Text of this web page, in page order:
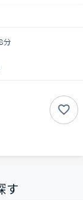
分
す